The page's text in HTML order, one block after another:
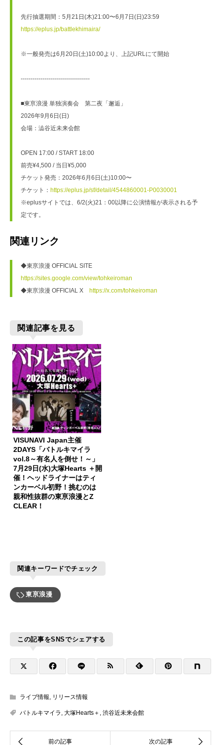
先行抽選期間：5月21日(木)21:00〜6月7日(日)23:59
https://eplus.jp/battlekhimaira/
※一般発売は6月20日(土)10:00より、上記URLにて開始
-----------------------------------
■東亰浪漫 単独演奏会　第二夜「邂逅」
2026年9月6日(日)
会場：澁谷近未来会館
OPEN 17:00 / START 18:00
前売¥4,500 / 当日¥5,000
チケット発売：2026年6月6日(土)10:00〜
チケット： https://eplus.jp/sf/detail/4544860001-P0030001
※eplusサイトでは、6/2(火)21：00以降に公演情報が表示される予
定です。
関連リンク
◆東亰浪漫 OFFICIAL SITE
https://sites.google.com/view/tohkeiroman
◆東亰浪漫 OFFICIAL X https://x.com/tohkeiroman
関連記事を見る
VISUNAVI Japan主催
2DAYS「バトルキマイラ
vol.8～有名人を倒せ！～」
7月29日(水)大塚Hearts ＋開
催！ヘッドライナーはティ
ンカーベル初野！挑むのは
親和性抜群の東亰浪漫とZ
CLEAR！
関連キーワードでチェック
東亰浪漫
この記事をSNSでシェアする
ライブ情報 リリース情報
バトルキマイラ 大塚Hearts＋ 渋谷近未来会館